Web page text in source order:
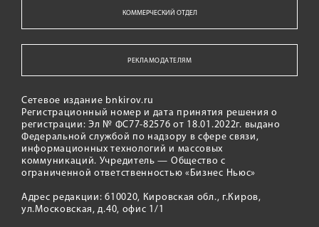
КОММЕРЧЕСКИЙ ОТДЕЛ
РЕКЛАМОДАТЕЛЯМ
Сетевое издание bnkirov.ru
Регистрационный номер и дата принятия решения о
регистрации: Эл № ФС77-82576 от 18.01.2022г. выдано
Федеральной службой по надзору в сфере связи,
информационных технологий и массовых
коммуникаций. Учредитель — Общество с
ограниченной ответственностью «Бизнес Ньюс»
Адрес редакции: 610020, Кировская обл., г.Киров,
ул.Московская, д.40, офис 1/1